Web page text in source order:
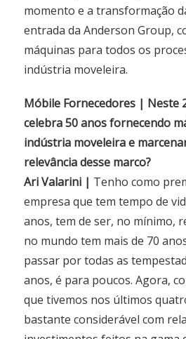
momento e a transformação
entrada da Anderson Group,
máquinas para todos os
indústria moveleira.
Móbile Fornecedores | Neste
celebra 50 anos fornecendo
indústria moveleira e
relevância desse marco?
Ari Valarini | Tenho como
empresa que tem tempo de
anos, tem de ser, no mínimo,
no mundo tem mais de 70
passar por todas as
anos, é para poucos. Agora,
que tivemos nos últimos
bastante considerável com